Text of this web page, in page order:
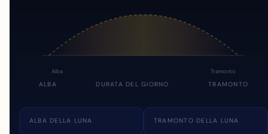
Alba Tramonto
ALBA DURATA DEL GIORNO TRAMONTO
ALBA DELLA LUNA TRAMONTO DELLA LUNA